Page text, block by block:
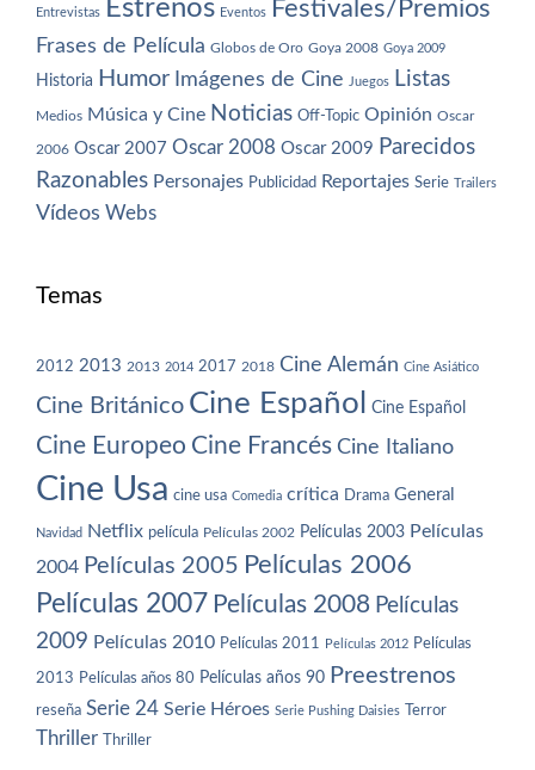
Entrevistas Estrenos Eventos Festivales/Premios
Frases de Película Globos de Oro Goya 2008 Goya 2009
Historia Humor Imágenes de Cine Juegos Listas
Medios Música y Cine Noticias Off-Topic Opinión Oscar
2006 Oscar 2007 Oscar 2008 Oscar 2009 Parecidos
Razonables Personajes Publicidad Reportajes Serie Trailers
Vídeos Webs
Temas
2012 2013 2013 2014 2017 2018 Cine Alemán Cine Asiático
Cine Británico Cine Español Cine Español
Cine Europeo Cine Francés Cine Italiano
Cine Usa cine usa Comedia crítica Drama General
Navidad Netflix película Películas 2002 Películas 2003 Películas
2004 Películas 2005 Películas 2006
Películas 2007 Películas 2008 Películas
2009 Películas 2010 Películas 2011 Películas 2012 Películas
2013 Películas años 80 Películas años 90 Preestrenos
reseña Serie 24 Serie Héroes Serie Pushing Daisies Terror
Thriller Thriller